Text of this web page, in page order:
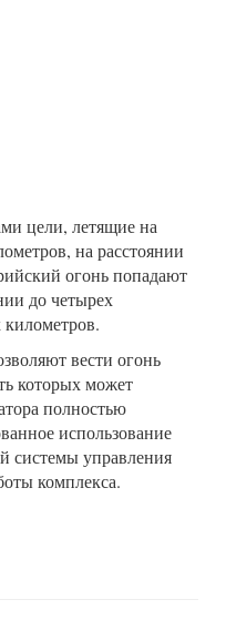
цели, летящие на
на расстоянии
огонь попадают
до четырех
вести огонь
которых может
полностью
использование
системы управления
комплекса.